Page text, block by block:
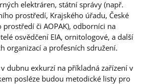
elektráren, státní správy (např.
prostředí, Krajského úřadu, České
či AOPAK), odborníci na
osvědčení EIA, ornitologové, a další
organizací a profesních sdružení.
dubnu exkurzí na příkladná zařízení v
posléze budou metodické listy pro